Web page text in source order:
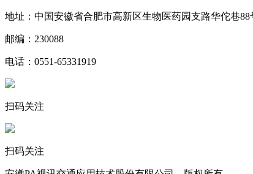
地址：中国安徽省合肥市高新区生物医药园支路华佗巷88
邮编：230088
电话：0551-65331919
扫码关注
扫码关注